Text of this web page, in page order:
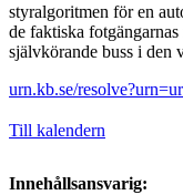
styralgoritmen för en
de faktiska
självkörande buss i den
urn.kb.se/
Till kalendern
Innehållsansvarig: